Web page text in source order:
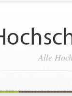
Alle